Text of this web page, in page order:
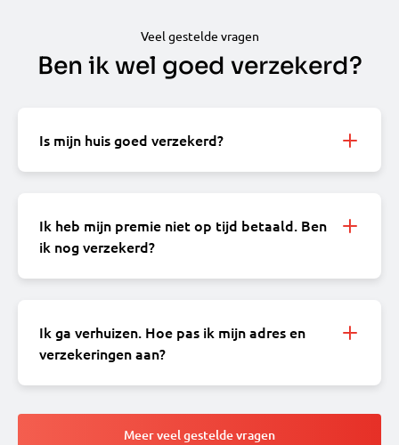
Veel gestelde vragen
Ben ik wel goed verzekerd?
Is mijn huis goed verzekerd?
Ik heb mijn premie niet op tijd betaald. Ben
ik nog verzekerd?
Ik ga verhuizen. Hoe pas ik mijn adres en
verzekeringen aan?
Meer veel gestelde vragen